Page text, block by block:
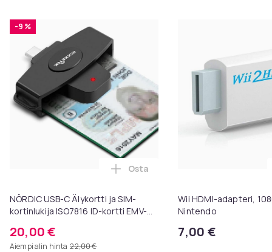
-9 %
NÖRDIC USB-C Älykortti ja SIM-
kortinlukija ISO7816 ID-kortti EMV-
20,00 €
Aiempi alin hinta 22,00 €
Lisää NÖRDIC USB-C Älykortti
Osta
Wii HDMI-adapteri,
Nintendo
7,00 €